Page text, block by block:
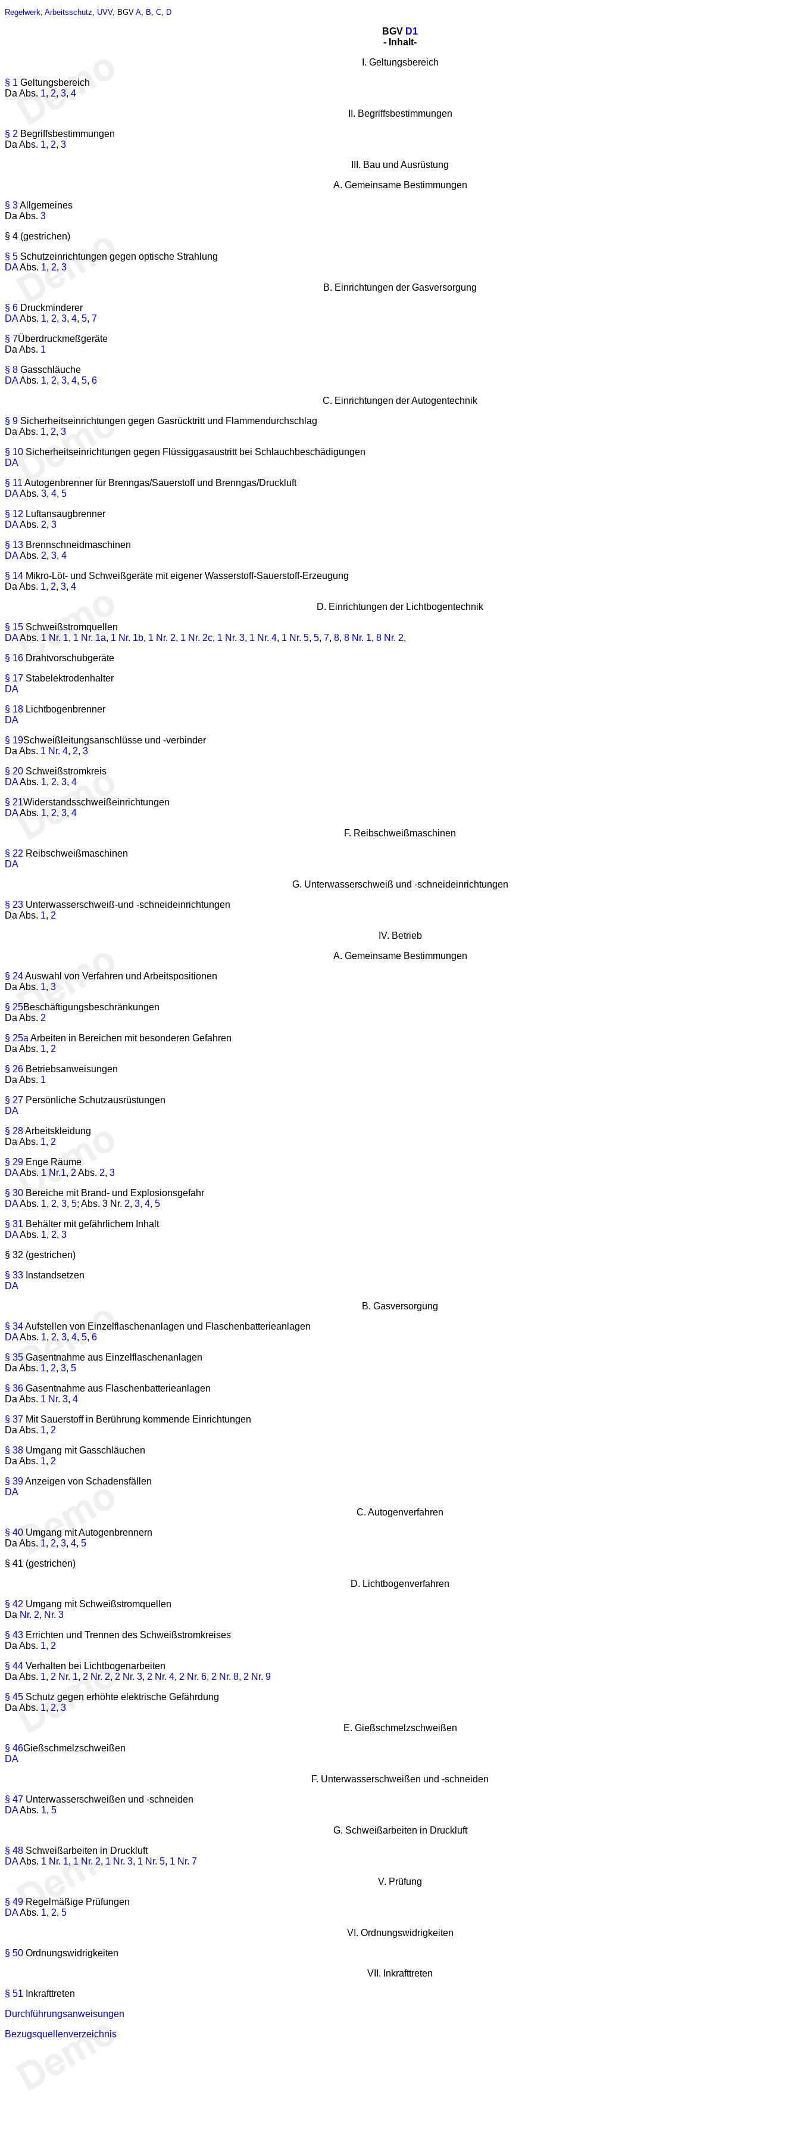
Regelwerk Arbeitsschutz UVV, BGV A B C D
BGV D1
- Inhalt-
I. Geltungsbereich
§ 1 Geltungsbereich
Da Abs. 1, 2, 3, 4
II. Begriffsbestimmungen
§ 2 Begriffsbestimmungen
Da Abs. 1, 2, 3
III. Bau und Ausrüstung
A. Gemeinsame Bestimmungen
§ 3Allgemeines
Da Abs. 3
§ 4 (gestrichen)
§ 5 Schutzeinrichtungen gegen optische Strahlung
DAAbs. 1, 2, 3
B. Einrichtungen der Gasversorgung
§ 6 Druckminderer
DAAbs. 1, 2, 3, 4, 5, 7
§ 7Überdruckmeßgeräte
Da Abs. 1
§ 8 Gasschläuche
DAAbs. 1, 2, 3, 4, 5, 6
C. Einrichtungen der Autogentechnik
§ 9 Sicherheitseinrichtungen gegen Gasrücktritt und Flammendurchschlag
Da Abs. 1, 2, 3
§ 10 Sicherheitseinrichtungen gegen Flüssiggasaustritt bei Schlauchbeschädigungen
DA
§ 11 Autogenbrenner für Brenngas/Sauerstoff und Brenngas/Druckluft
DAAbs. 3, 4, 5
§ 12 Luftansaugbrenner
DAAbs. 2, 3
§ 13 Brennschneidmaschinen
DAAbs. 2, 3, 4
§ 14 Mikro-Löt- und Schweißgeräte mit eigener Wasserstoff-Sauerstoff-Erzeugung
Da Abs. 1, 2, 3, 4
D. Einrichtungen der Lichtbogentechnik
§ 15 Schweißstromquellen
DAAbs. 1 Nr. 1, 1 Nr. 1a, 1 Nr. 1b, 1 Nr. 2, 1 Nr. 2c, 1 Nr. 3, 1 Nr. 4, 1 Nr. 5, 5, 7, 8, 8 Nr. 1, 8 Nr. 2,
§ 16 Drahtvorschubgeräte
§ 17 Stabelektrodenhalter
DA
§ 18 Lichtbogenbrenner
DA
§ 19Schweißleitungsanschlüsse und -verbinder
Da Abs. 1 Nr. 4, 2, 3
§ 20 Schweißstromkreis
DAAbs. 1, 2, 3, 4
§ 21Widerstandsschweißeinrichtungen
DAAbs. 1, 2, 3, 4
F. Reibschweißmaschinen
§ 22 Reibschweißmaschinen
DA
G. Unterwasserschweiß und -schneideinrichtungen
§ 23 Unterwasserschweiß-und -schneideinrichtungen
Da Abs. 1, 2
IV. Betrieb
A. Gemeinsame Bestimmungen
§ 24Auswahl von Verfahren und Arbeitspositionen
Da Abs. 1, 3
§ 25Beschäftigungsbeschränkungen
Da Abs. 2
§ 25a Arbeiten in Bereichen mit besonderen Gefahren
Da Abs. 1, 2
§ 26 Betriebsanweisungen
Da Abs. 1
§ 27 Persönliche Schutzausrüstungen
DA
§ 28Arbeitskleidung
Da Abs. 1, 2
§ 29 Enge Räume
DAAbs. 1 Nr.1, 2 Abs. 2, 3
§ 30 Bereiche mit Brand- und Explosionsgefahr
DAAbs. 1, 2, 3, 5; Abs. 3 Nr. 2, 3, 4, 5
§ 31 Behälter mit gefährlichem Inhalt
DAAbs. 1, 2, 3
§ 32 (gestrichen)
§ 33 Instandsetzen
DA
B. Gasversorgung
§ 34Aufstellen von Einzelflaschenanlagen und Flaschenbatterieanlagen
DAAbs. 1, 2, 3, 4, 5, 6
§ 35 Gasentnahme aus Einzelflaschenanlagen
Da Abs. 1, 2, 3, 5
§ 36 Gasentnahme aus Flaschenbatterieanlagen
Da Abs. 1 Nr. 3, 4
§ 37 Mit Sauerstoff in Berührung kommende Einrichtungen
Da Abs. 1, 2
§ 38 Umgang mit Gasschläuchen
Da Abs. 1, 2
§ 39Anzeigen von Schadensfällen
DA
C. Autogenverfahren
§ 40 Umgang mit Autogenbrennern
Da Abs. 1, 2, 3, 4, 5
§ 41 (gestrichen)
D. Lichtbogenverfahren
§ 42 Umgang mit Schweißstromquellen
Da Nr. 2, Nr. 3
§ 43 Errichten und Trennen des Schweißstromkreises
Da Abs. 1, 2
§ 44 Verhalten bei Lichtbogenarbeiten
Da Abs. 1, 2 Nr. 1, 2 Nr. 2, 2 Nr. 3, 2 Nr. 4, 2 Nr. 6, 2 Nr. 8, 2 Nr. 9
§ 45 Schutz gegen erhöhte elektrische Gefährdung
Da Abs. 1, 2, 3
E. Gießschmelzschweißen
§ 46Gießschmelzschweißen
DA
F. Unterwasserschweißen und -schneiden
§ 47 Unterwasserschweißen und -schneiden
DAAbs. 1, 5
G. Schweißarbeiten in Druckluft
§ 48 Schweißarbeiten in Druckluft
DAAbs. 1 Nr. 1, 1 Nr. 2, 1 Nr. 3, 1 Nr. 5, 1 Nr. 7
V. Prüfung
§ 49 Regelmäßige Prüfungen
DAAbs. 1, 2, 5
VI. Ordnungswidrigkeiten
§ 50 Ordnungswidrigkeiten
VII. Inkrafttreten
§ 51 Inkrafttreten
Durchführungsanweisungen
Bezugsquellenverzeichnis